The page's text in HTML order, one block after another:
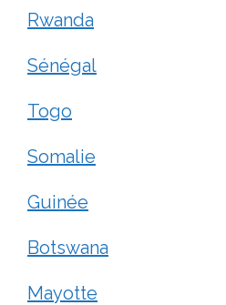
Rwanda
Sénégal
Togo
Somalie
Guinée
Botswana
Mayotte